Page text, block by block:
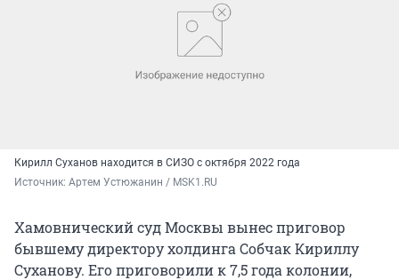
Кирилл Суханов находится в СИЗО с октября 2022 года
Источник: Артем Устюжанин / MSK1.RU
Хамовнический суд Москвы вынес приговор
бывшему директору холдинга Собчак Кириллу
Суханову. Его приговорили к 7,5 года колонии,